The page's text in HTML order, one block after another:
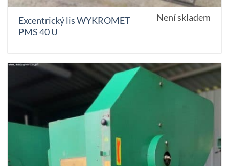
Excentrický lis WYKROMET
PMS 40 U
Není skladem